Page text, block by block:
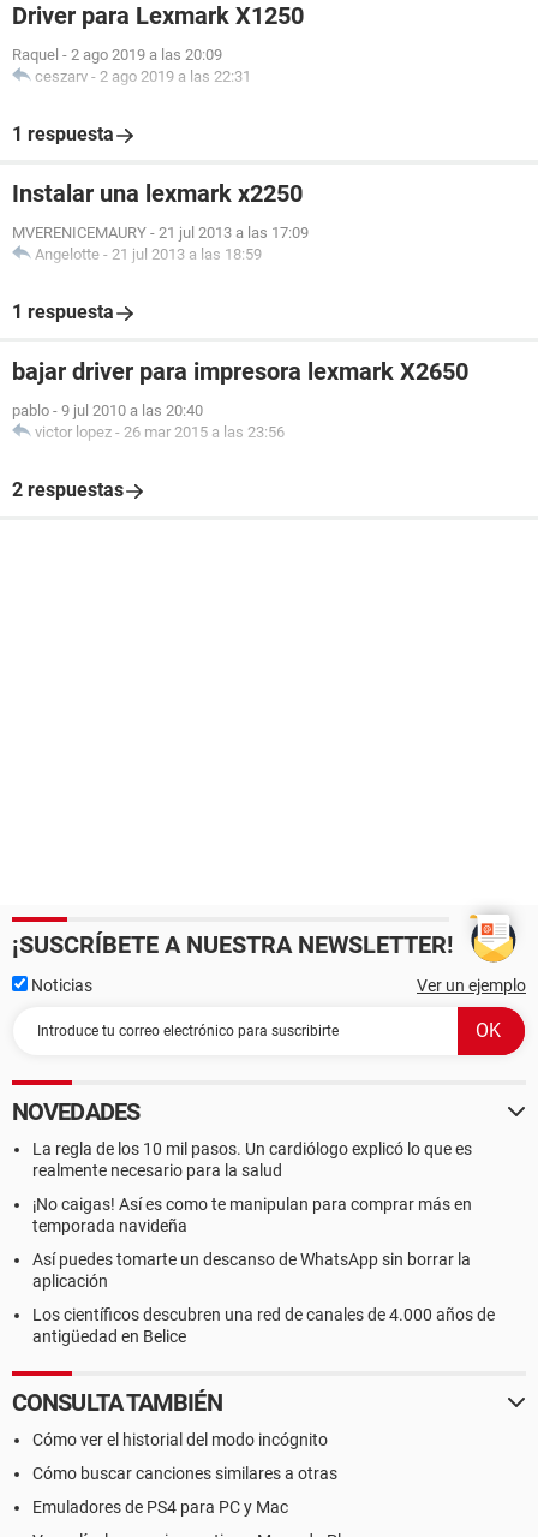
Driver para Lexmark X1250
Raquel - 2 ago 2019 a las 20:09
ceszarv - 2 ago 2019 a las 22:31
1 respuesta
Instalar una lexmark x2250
MVERENICEMAURY - 21 jul 2013 a las 17:09
Angelotte - 21 jul 2013 a las 18:59
1 respuesta
bajar driver para impresora lexmark X2650
pablo - 9 jul 2010 a las 20:40
victor lopez - 26 mar 2015 a las 23:56
2 respuestas
¡SUSCRÍBETE A NUESTRA NEWSLETTER!
Noticias Ver un ejemplo
NOVEDADES
La regla de los 10 mil pasos. Un cardiólogo explicó lo que es
realmente necesario para la salud
¡No caigas! Así es como te manipulan para comprar más en
temporada navideña
Así puedes tomarte un descanso de WhatsApp sin borrar la
aplicación
Los científicos descubren una red de canales de 4.000 años de
antigüedad en Belice
CONSULTA TAMBIÉN
Cómo ver el historial del modo incógnito
Cómo buscar canciones similares a otras
Emuladores de PS4 para PC y Mac